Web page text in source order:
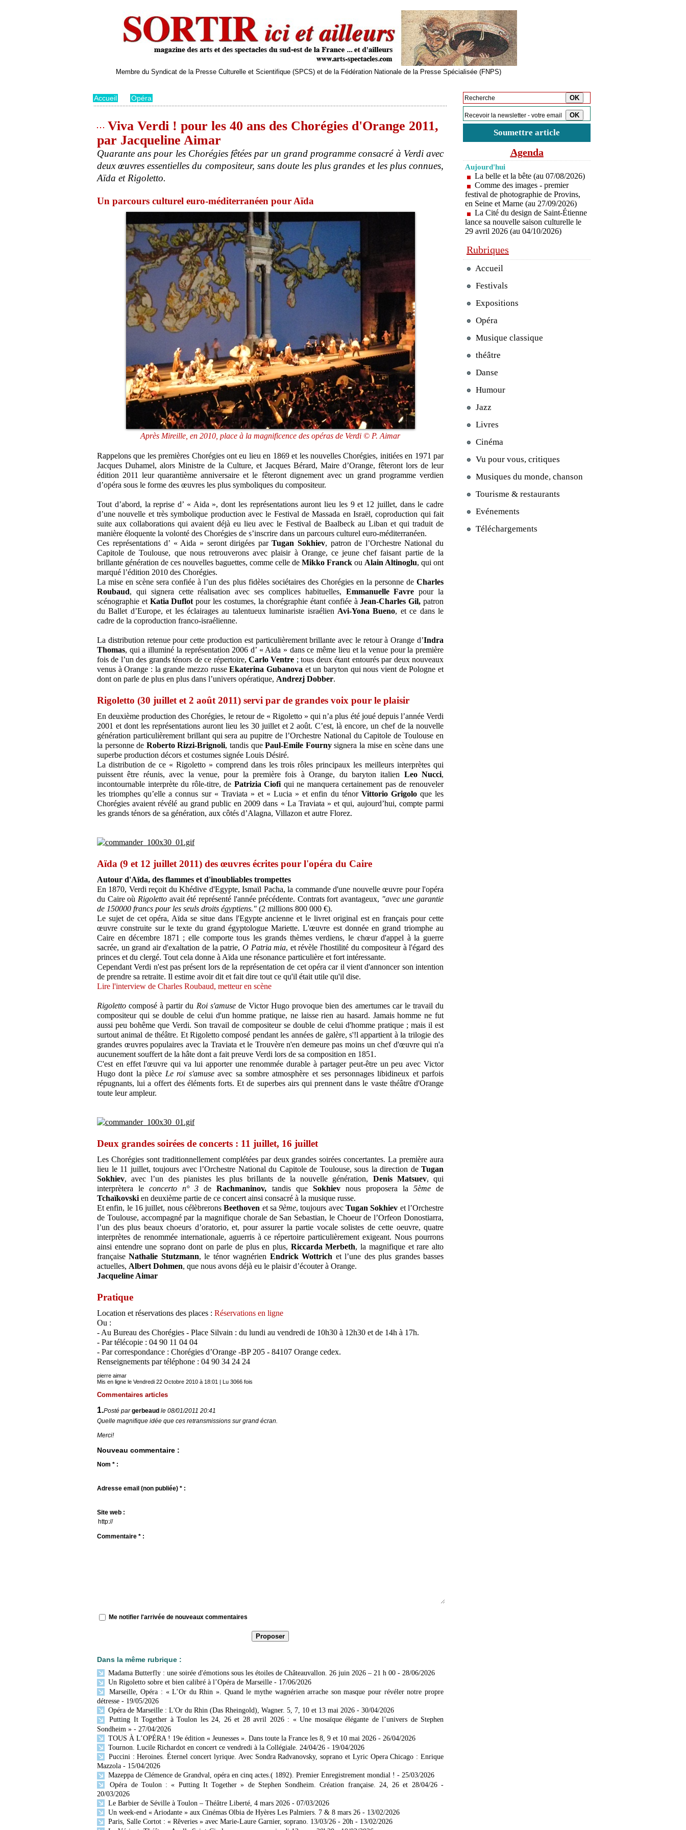
Membre du Syndicat de la Presse Culturelle et Scientifique (SPCS) et de la Fédération Nationale de la Presse Spécialisée (FNPS)
Accueil Opéra
Viva Verdi ! pour les 40 ans des Chorégies d'Orange 2011,
par Jacqueline Aimar
Quarante ans pour les Chorégies fêtées par un grand programme consacré à Verdi avec
deux œuvres essentielles du compositeur, sans doute les plus grandes et les plus connues,
Aïda et Rigoletto.
Un parcours culturel euro-méditerranéen pour Aïda
Après Mireille, en 2010, place à la magnificence des opéras de Verdi © P. Aimar
Rappelons que les premières Chorégies ont eu lieu en 1869 et les nouvelles Chorégies, initiées en 1971 par
Jacques Duhamel, alors Ministre de la Culture, et Jacques Bérard, Maire d’Orange, fêteront lors de leur
édition 2011 leur quarantième anniversaire et le fêteront dignement avec un grand programme verdien
d’opéra sous le forme des œuvres les plus symboliques du compositeur.
Tout d’abord, la reprise d’ « Aida », dont les représentations auront lieu les 9 et 12 juillet, dans le cadre
d’une nouvelle et très symbolique production avec le Festival de Massada en Israël, coproduction qui fait
suite aux collaborations qui avaient déjà eu lieu avec le Festival de Baalbeck au Liban et qui traduit de
manière éloquente la volonté des Chorégies de s’inscrire dans un parcours culturel euro-méditerranéen.
Ces représentations d’ « Aida » seront dirigées parTugan Sokhiev, patron de l’Orchestre National du
Capitole de Toulouse, que nous retrouverons avec plaisir à Orange, ce jeune chef faisant partie de la
brillante génération de ces nouvelles baguettes, comme celle de Mikko Franck ou Alain Altinoglu, qui ont
marqué l’édition 2010 des Chorégies.
La mise en scène sera confiée à l’un des plus fidèles sociétaires des Chorégies en la personne de Charles
Roubaud, qui signera cette réalisation avec ses complices habituelles, Emmanuelle Favre pour la
scénographie et Katia Duflot pour les costumes, la chorégraphie étant confiée àJean-Charles Gil, patron
du Ballet d’Europe, et les éclairages au talentueux luminariste israélien Avi-Yona Bueno, et ce dans le
cadre de la coproduction franco-israélienne.
La distribution retenue pour cette production est particulièrement brillante avec le retour à Orange d’Indra
Thomas, qui a illuminé la représentation 2006 d’ « Aida » dans ce même lieu et la venue pour la première
fois de l’un des grands ténors de ce répertoire, Carlo Ventre ; tous deux étant entourés par deux nouveaux
venus à Orange : la grande mezzo russeEkaterina Gubanova et un baryton qui nous vient de Pologne et
dont on parle de plus en plus dans l’univers opératique, Andrezj Dobber.
Rigoletto (30 juillet et 2 août 2011) servi par de grandes voix pour le plaisir
En deuxième production des Chorégies, le retour de « Rigoletto » qui n’a plus été joué depuis l’année Verdi
2001 et dont les représentations auront lieu les 30 juillet et 2 août. C’est, là encore, un chef de la nouvelle
génération particulièrement brillant qui sera au pupitre de l’Orchestre National du Capitole de Toulouse en
la personne de Roberto Rizzi-Brignoli, tandis quePaul-Emile Fournysignera la mise en scène dans une
superbe production décors et costumes signée Louis Désiré.
La distribution de ce « Rigoletto » comprend dans les trois rôles principaux les meilleurs interprètes qui
puissent être réunis, avec la venue, pour la première fois à Orange, du baryton italien Leo Nucci,
incontournable interprète du rôle-titre, de Patrizia Ciofi qui ne manquera certainement pas de renouveler
les triomphes qu’elle a connus sur « Traviata » et « Lucia » et enfin du ténor Vittorio Grigoloque les
Chorégies avaient révélé au grand public en 2009 dans « La Traviata » et qui, aujourd’hui, compte parmi
les grands ténors de sa génération, aux côtés d’Alagna, Villazon et autre Florez.
Aïda (9 et 12 juillet 2011) des œuvres écrites pour l'opéra du Caire
Autour d'Aïda, des flammes et d'inoubliables trompettes
En 1870, Verdi reçoit du Khédive d'Egypte, Ismaïl Pacha, la commande d'une nouvelle œuvre pour l'opéra
du Caire où Rigolettoavait été représenté l'année précédente. Contrats fort avantageux, "avec une garantie
de 150000 francs pour les seuls droits égyptiens." (2 millions 800 000 €).
Le sujet de cet opéra, Aïda se situe dans l'Egypte ancienne et le livret original est en français pour cette
œuvre construite sur le texte du grand égyptologue Mariette. L'œuvre est donnée en grand triomphe au
Caire en décembre 1871 ; elle comporte tous les grands thèmes verdiens, le chœur d'appel à la guerre
sacrée, un grand air d'exaltation de la patrie, O Patria mia, et révèle l'hostilité du compositeur à l'égard des
princes et du clergé. Tout cela donne à Aïda une résonance particulière et fort intéressante.
Cependant Verdi n'est pas présent lors de la représentation de cet opéra car il vient d'annoncer son intention
de prendre sa retraite. Il estime avoir dit et fait dire tout ce qu'il était utile qu'il dise.
Lire l'interview de Charles Roubaud, metteur en scène
Rigoletto composé à partir du Roi s'amusede Victor Hugo provoque bien des amertumes car le travail du
compositeur qui se double de celui d'un homme pratique, ne laisse rien au hasard. Jamais homme ne fut
aussi peu bohême que Verdi. Son travail de compositeur se double de celui d'homme pratique ; mais il est
surtout animal de théâtre. Et Rigoletto composé pendant les années de galère, s'!l appartient à la trilogie des
grandes œuvres populaires avec la Traviata et le Trouvère n'en demeure pas moins un chef d'œuvre qui n'a
aucunement souffert de la hâte dont a fait preuve Verdi lors de sa composition en 1851.
C'est en effet l'œuvre qui va lui apporter une renommée durable à partager peut-être un peu avec Victor
Hugo dont la pièce Le roi s'amuseavec sa sombre atmosphère et ses personnages libidineux et parfois
répugnants, lui a offert des éléments forts. Et de superbes airs qui prennent dans le vaste théâtre d'Orange
toute leur ampleur.
Deux grandes soirées de concerts : 11 juillet, 16 juillet
Les Chorégies sont traditionnellement complétées par deux grandes soirées concertantes. La première aura
lieu le 11 juillet, toujours avec l’Orchestre National du Capitole de Toulouse, sous la direction de Tugan
Sokhiev, avec l’un des pianistes les plus brillants de la nouvelle génération, Denis Matsuev, qui
interprètera leconcerto n° 3 deRachmaninov, tandis que Sokhievnous proposera la 5èmede
Tchaïkovski en deuxième partie de ce concert ainsi consacré à la musique russe.
Et enfin, le 16 juillet, nous célèbreronsBeethoven et sa9ème, toujours avecTugan Sokhiev et l’Orchestre
de Toulouse, accompagné par la magnifique chorale de San Sebastian, le Choeur de l’Orfeon Donostiarra,
l’un des plus beaux choeurs d’oratorio, et, pour assurer la partie vocale solistes de cette oeuvre, quatre
interprètes de renommée internationale, aguerris à ce répertoire particulièrement exigeant. Nous pourrons
ainsi entendre une soprano dont on parle de plus en plus, Riccarda Merbeth, la magnifique et rare alto
françaiseNathalie Stutzmann, le ténor wagnérien Endrick Wottrich et l’une des plus grandes basses
actuelles, Albert Dohmen, que nous avons déjà eu le plaisir d’écouter à Orange.
Jacqueline Aimar
Pratique
Location et réservations des places : Réservations en ligne
Ou :
- Au Bureau des Chorégies - Place Silvain : du lundi au vendredi de 10h30 à 12h30 et de 14h à 17h.
- Par télécopie : 04 90 11 04 04
- Par correspondance : Chorégies d’Orange -BP 205 - 84107 Orange cedex.
Renseignements par téléphone : 04 90 34 24 24
pierre aimar
Mis en ligne le Vendredi 22 Octobre 2010 à 18:01 | Lu 3066 fois
Commentaires articles
1.Posté pargerbeaud le 08/01/2011 20:41
Quelle magnifique idée que ces retransmissions sur grand écran.
Merci!
Nouveau commentaire :
Nom * :
Adresse email (non publiée) * :
Site web :
Commentaire * :
Me notifier l'arrivée de nouveaux commentaires
Dans la même rubrique :
Madama Butterfly : une soirée d'émotions sous les étoiles de Châteauvallon. 26 juin 2026 – 21 h 00 - 28/06/2026
Un Rigoletto sobre et bien calibré à l’Opéra de Marseille - 17/06/2026
Marseille, Opéra : « L’Or du Rhin ». Quand le mythe wagnérien arrache son masque pour révéler notre propre
détresse - 19/05/2026
Opéra de Marseille : L'Or du Rhin (Das Rheingold), Wagner. 5, 7, 10 et 13 mai 2026 - 30/04/2026
Putting It Together à Toulon les 24, 26 et 28 avril 2026 : « Une mosaïque élégante de l’univers de Stephen
Sondheim » - 27/04/2026
TOUS À L’OPÉRA ! 19e édition « Jeunesses ». Dans toute la France les 8, 9 et 10 mai 2026 - 26/04/2026
Tournon. Lucile Richardot en concert ce vendredi à la Collégiale. 24/04/26 - 19/04/2026
Puccini : Heroines. Éternel concert lyrique. Avec Sondra Radvanovsky, soprano et Lyric Opera Chicago : Enrique
Mazzola - 15/04/2026
Mazeppa de Clémence de Grandval, opéra en cinq actes.( 1892). Premier Enregistrement mondial ! - 25/03/2026
Opéra de Toulon : « Putting It Together » de Stephen Sondheim. Création française. 24, 26 et 28/04/26 -
20/03/2026
Le Barbier de Séville à Toulon – Théâtre Liberté, 4 mars 2026 - 07/03/2026
Un week-end « Ariodante » aux Cinémas Olbia de Hyères Les Palmiers. 7 & 8 mars 26 - 13/02/2026
Paris, Salle Cortot : « Rêveries » avec Marie-Laure Garnier, soprano. 13/03/26 - 20h - 13/02/2026
Soumettre article
Agenda
Aujourd'hui
La belle et la bête (au 07/08/2026)
Comme des images - premier
festival de photographie de Provins,
en Seine et Marne (au 27/09/2026)
La Cité du design de Saint-Étienne
lance sa nouvelle saison culturelle le
29 avril 2026 (au 04/10/2026)
Rubriques
Accueil
Festivals
Expositions
Opéra
Musique classique
théâtre
Danse
Humour
Jazz
Livres
Cinéma
Vu pour vous, critiques
Musiques du monde, chanson
Tourisme & restaurants
Evénements
Téléchargements